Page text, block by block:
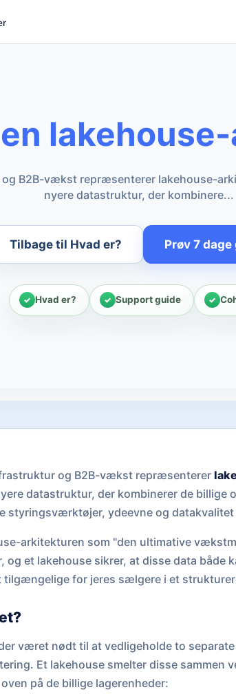
B2B-vækst repræsenterer lakehouse-
nyere datastruktur, der kombinere...
Tilbage til Hvad er? Prøv 7
Hvad er? Support guide
og B2B-vækst repræsenterer
datastruktur, der kombinerer de billige
styringsværktøjer, ydeevne og
arkitekturen som "den ultimative
et lakehouse sikrer, at disse data både
for jeres sælgere i et
været nødt til at vedligeholde to
Et lakehouse smelter disse sammen
på de billige lagerenheder: